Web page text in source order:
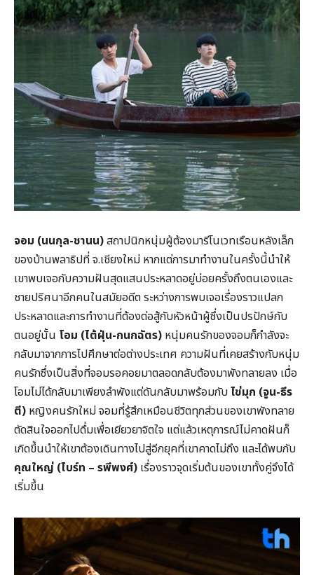
จอม (นนกุล-ชานน)สถาปนิกหนุ่มผู้ต้องมารีโนเวทเรือนหลังเล็ก
ของบ้านพลาธิปที่ จ.เชียงใหม่ หากแต่การมาทำงานในครั้งนี้นำให้
เขาพบเจอกับความฝันสุดแสนประหลาดอยู่บ่อยครั้งถึงตนเองและ
ชายปริศนาอีกคนในสมัยอดีต ระหว่างการพบเจอเรื่องราวแปลก
ประหลาดและการทำงานที่ต้องต่อสู้กับหัวหน้าผู้ซึ่งเป็นปรปักษ์กับ
ตนอยู่นั้น โอม (ไต้ฝุ่น-กนกฉัตร) หนุ่มคนรักของจอมก็กำลังจะ
กลับมาจากการไปศึกษาต่อต่างประเทศ ความฝันที่เคยสร้างกับหนุ่ม
คนรักซึ่งเป็นสิ่งที่จอมรอคอยมาตลอดกลับต้องมาพังทลายลง เมื่อ
โอมไม่ได้กลับมาเพียงลำพังแต่ดันกลับมาพร้อมกับไข่มุก (จูน-ธีร
ตี) หญิงคนรักใหม่ จอมที่รู้สึกเหมือนชีวิตทุกส่วนของเขาพังทลาย
ตัดสินใจออกไปดื่มเพื่อเยียวยาจิตใจ แต่แล้วเหตุการณ์ไม่คาดฝันก็
เกิดขึ้นนำให้เขาต้องเดินทางไปสู่อีกยุคที่เขาคาดไม่ถึง และได้พบกับ
คุณใหญ่ (ไบร์ท – รพีพงศ์) เรื่องราวจุดเริ่มต้นของเขาทั้งคู่จึงได้
เริ่มขึ้น